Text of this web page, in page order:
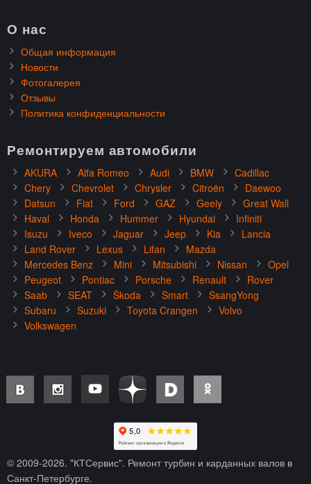
О нас
Общая информация
Новости
Фотогалерея
Отзывы
Политика конфиденциальности
Ремонтируем автомобили
AKURA Alfa Romeo Audi BMW
Cadillac
Chery
Chevrolet Chrysler Citroën
Daewoo
Datsun
Fiat Ford GAZ Geely
Great Wall
Haval
Honda Hummer Hyundai
Infiniti
Isuzu
Iveco Jaguar Jeep Kia
Lancia
Land Rover
Lexus Lifan
Mazda
Mercedes Benz
Mini Mitsubishi Nissan
Opel
Peugeot
Pontiac Porsche Renault
Rover
Saab
SEAT Škoda Smart
SsangYong
Subaru
Suzuki Toyota Crangen
Volvo
Volkswagen
© 2009-2026. "КТСервис". Ремонт турбин и карданных валов в
Санкт-Петербурге.